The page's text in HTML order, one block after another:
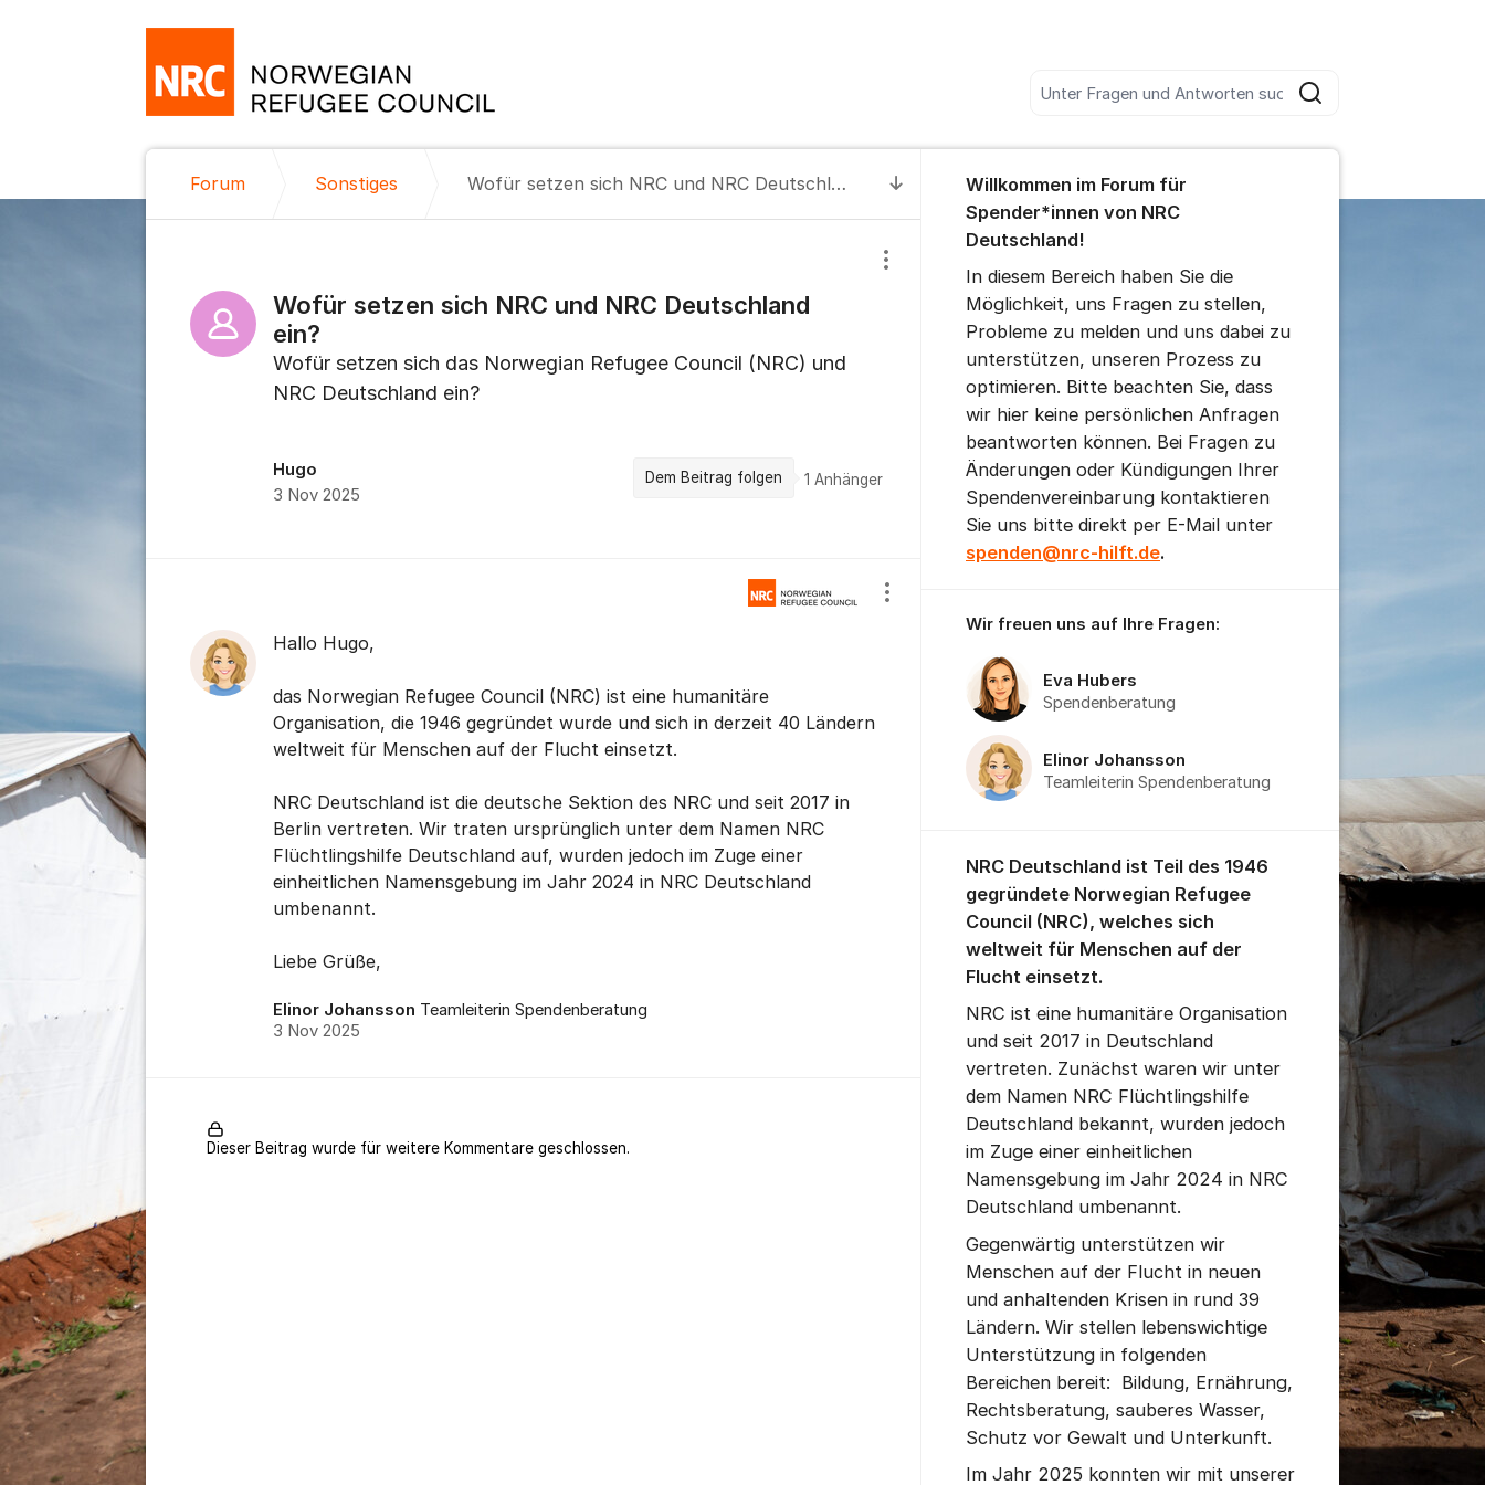
Suche
Zum letzten Kommentar
Forum Sonstiges Wofür setzen sich NRC und NRC Deutschland ein?
Wofür setzen sich NRC und NRC Deutschland
ein?
Einstellungen für Beiträge/Kommentage einblenden/ausblenden
Wofür setzen sich das Norwegian Refugee Council (NRC) und
NRC Deutschland ein?
Hugo
3 Nov 2025
Dem Beitrag folgen 1 Anhänger
Hallo Hugo,
das Norwegian Refugee Council (NRC) ist eine humanitäre
Organisation, die 1946 gegründet wurde und sich in derzeit 40 Ländern
weltweit für Menschen auf der Flucht einsetzt.
NRC Deutschland ist die deutsche Sektion des NRC und seit 2017 in
Berlin vertreten. Wir traten ursprünglich unter dem Namen NRC
Flüchtlingshilfe Deutschland auf, wurden jedoch im Zuge einer
einheitlichen Namensgebung im Jahr 2024 in NRC Deutschland
umbenannt.
Liebe Grüße,
Elinor Johansson Teamleiterin Spendenberatung
3 Nov 2025
Einstellungen für Beiträge/Kommentage einblenden/ausblenden
Dieser Beitrag wurde für weitere Kommentare geschlossen.
Willkommen im Forum für
Spender*innen von NRC
Deutschland!
In diesem Bereich haben Sie die
Möglichkeit, uns Fragen zu stellen,
Probleme zu melden und uns dabei zu
unterstützen, unseren Prozess zu
optimieren. Bitte beachten Sie, dass
wir hier keine persönlichen Anfragen
beantworten können. Bei Fragen zu
Änderungen oder Kündigungen Ihrer
Spendenvereinbarung kontaktieren
Sie uns bitte direkt per E-Mail unter
spenden@nrc-hilft.de.
Wir freuen uns auf Ihre Fragen:
Eva Hubers
Spendenberatung
Elinor Johansson
Teamleiterin Spendenberatung
NRC Deutschland ist Teil des 1946
gegründete Norwegian Refugee
Council (NRC), welches sich
weltweit für Menschen auf der
Flucht einsetzt.
NRC ist eine humanitäre Organisation
und seit 2017 in Deutschland
vertreten. Zunächst waren wir unter
dem Namen NRC Flüchtlingshilfe
Deutschland bekannt, wurden jedoch
im Zuge einer einheitlichen
Namensgebung im Jahr 2024 in NRC
Deutschland umbenannt.
Gegenwärtig unterstützen wir
Menschen auf der Flucht in neuen
und anhaltenden Krisen in rund 39
Ländern. Wir stellen lebenswichtige
Unterstützung in folgenden
Bereichen bereit: Bildung, Ernährung,
Rechtsberatung, sauberes Wasser,
Schutz vor Gewalt und Unterkunft.
Im Jahr 2025 konnten wir mit unserer